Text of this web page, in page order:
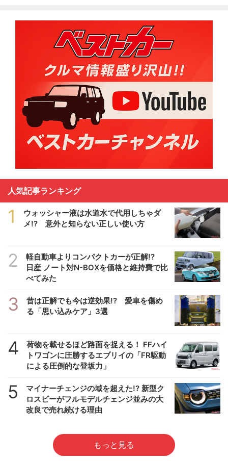
人気記事ランキング
1
ウォッシャー液は水道水で代用しちゃダ
メ!? 意外と知らない正しい使い方
2
軽自動車よりコンパクトカーが正解!?
日産 ノート対N-BOXを価格と維持費で比
べてみた
3
昔は正解でも今は逆効果!? 愛車を傷め
る「思い込みケア」3選
4
荷物を載せるほど路面を捉える！ FFハイ
トワゴンに圧勝するエブリイの「FR駆動
による圧倒的な登坂力」
5
マイナーチェンジの域を超えた!? 新型ク
ロスビーがフルモデルチェンジ並みの大
改良で売れ続ける理由
もっと見る